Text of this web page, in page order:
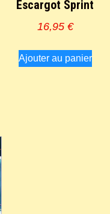
Escargot Sprint
16,95 €
Ajouter au panier